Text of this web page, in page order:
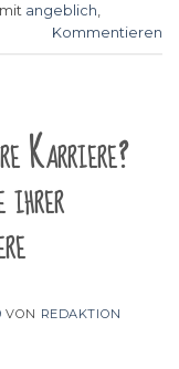
angeblich
Kommentieren
Karriere?
ihrer
VON REDAKTION